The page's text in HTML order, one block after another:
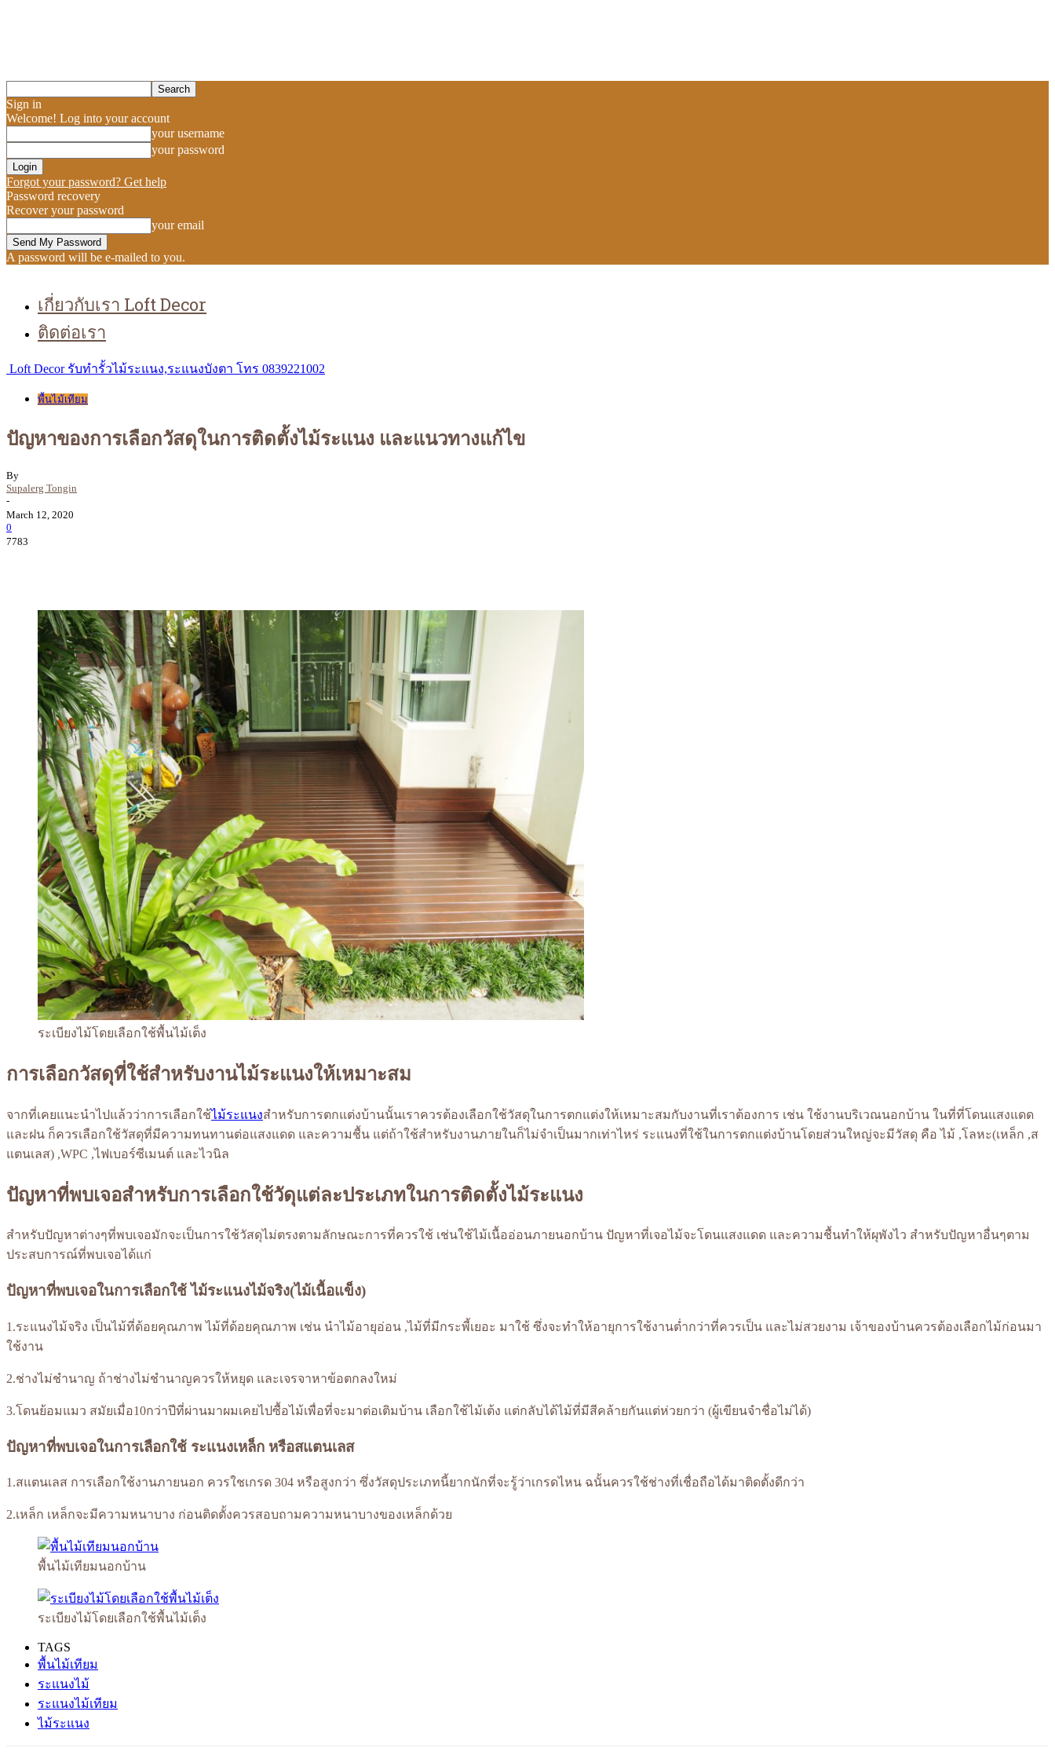
Sign in
Welcome! Log into your account
your username
your password
Forgot your password? Get help
Password recovery
Recover your password
your email
A password will be e-mailed to you.
เกี่ยวกับเรา Loft Decor
ติดต่อเรา
Loft Decor รับทำรั้วไม้ระแนง,ระแนงบังตา โทร 0839221002
พื้นไม้เทียม
ปัญหาของการเลือกวัสดุในการติดตั้งไม้ระแนง และแนวทางแก้ไข
By
Supalerg Tongin
-
March 12, 2020
0
7783
ระเบียงไม้โดยเลือกใช้พื้นไม้เต็ง
การเลือกวัสดุที่ใช้สำหรับงานไม้ระแนงให้เหมาะสม
จากที่เคยแนะนำไปแล้วว่าการเลือกใช้ไม้ระแนงสำหรับการตกแต่งบ้านนั้นเราควรต้องเลือกใช้วัสดุในการตกแต่งให้เหมาะสมกับงานที่เราต้องการ เช่น ใช้งานบริเวณนอกบ้าน ในที่ที่โดนแสงแดด
และฝน ก็ควรเลือกใช้วัสดุที่มีความทนทานต่อแสงแดด และความชื้น แต่ถ้าใช้สำหรับงานภายในก็ไม่จำเป็นมากเท่าไหร่ ระแนงที่ใช้ในการตกแต่งบ้านโดยส่วนใหญ่จะมีวัสดุ คือ ไม้ ,โลหะ(เหล็ก ,ส
แตนเลส) ,WPC ,ไฟเบอร์ซีเมนต์ และไวนิล
ปัญหาที่พบเจอสำหรับการเลือกใช้วัดุแต่ละประเภทในการติดตั้งไม้ระแนง
สำหรับปัญหาต่างๆที่พบเจอมักจะเป็นการใช้วัสดุไม่ตรงตามลักษณะการที่ควรใช้ เช่นใช้ไม้เนื้ออ่อนภายนอกบ้าน ปัญหาที่เจอไม้จะโดนแสงแดด และความชื้นทำให้ผุพังไว สำหรับปัญหาอื่นๆตาม
ประสบการณ์ที่พบเจอได้แก่
ปัญหาที่พบเจอในการเลือกใช้ ไม้ระแนงไม้จริง(ไม้เนื้อแข็ง)
1.ระแนงไม้จริง เป็นไม้ที่ด้อยคุณภาพ ไม้ที่ด้อยคุณภาพ เช่น นำไม้อายุอ่อน ,ไม้ที่มีกระพี้เยอะ มาใช้ ซึ่งจะทำให้อายุการใช้งานต่ำกว่าที่ควรเป็น และไม่สวยงาม เจ้าของบ้านควรต้องเลือกไม้ก่อนมา
ใช้งาน
2.ช่างไม่ชำนาญ ถ้าช่างไม่ชำนาญควรให้หยุด และเจรจาหาข้อตกลงใหม่
3.โดนย้อมแมว สมัยเมื่อ10กว่าปีที่ผ่านมาผมเคยไปซื้อไม้เพื่อที่จะมาต่อเติมบ้าน เลือกใช้ไม้เต้ง แต่กลับได้ไม้ที่มีสีคล้ายกันแต่ห่วยกว่า (ผู้เขียนจำชื่อไม่ได้)
ปัญหาที่พบเจอในการเลือกใช้ ระแนงเหล็ก หรือสแตนเลส
1.สแตนเลส การเลือกใช้งานภายนอก ควรใชเกรด 304 หรือสูงกว่า ซึ่งวัสดุประเภทนี้ยากนักที่จะรู้ว่าเกรดไหน ฉนั้นควรใช้ช่างที่เชื่อถือได้มาติดตั้งดีกว่า
2.เหล็ก เหล็กจะมีความหนาบาง ก่อนติดตั้งควรสอบถามความหนาบางของเหล็กด้วย
พื้นไม้เทียมนอกบ้าน
ระเบียงไม้โดยเลือกใช้พื้นไม้เต็ง
TAGS
พื้นไม้เทียม
ระแนงไม้
ระแนงไม้เทียม
ไม้ระแนง